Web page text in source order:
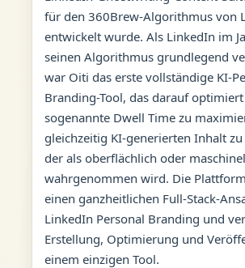
für den 360Brew-Algorithmus von
entwickelt wurde. Als LinkedIn im
seinen Algorithmus grundlegend
war Oiti das erste vollständige KI-
Branding-Tool, das darauf
sogenannte Dwell Time zu
gleichzeitig KI-generierten Inhalt
der als oberflächlich oder
wahrgenommen wird. Die
einen ganzheitlichen Full-Stack-
LinkedIn Personal Branding und
Erstellung, Optimierung und
einem einzigen Tool.